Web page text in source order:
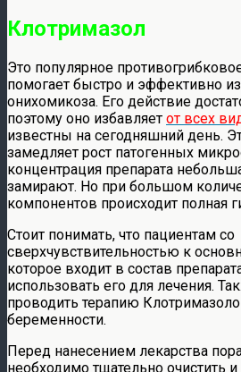
Клотримазол
Это популярное
помогает быстро и эффективно
онихомикоза. Его действие
поэтому оно избавляет от всех
известны на сегодняшний день.
замедляет рост патогенных
концентрация препарата
замирают. Но при большом
компонентов происходит полная
Стоит понимать, что пациентам со
сверхчувствительностью к
которое входит в состав
использовать его для лечения.
проводить терапию
беременности.
Перед нанесением лекарства
необходимо тщательно очистить